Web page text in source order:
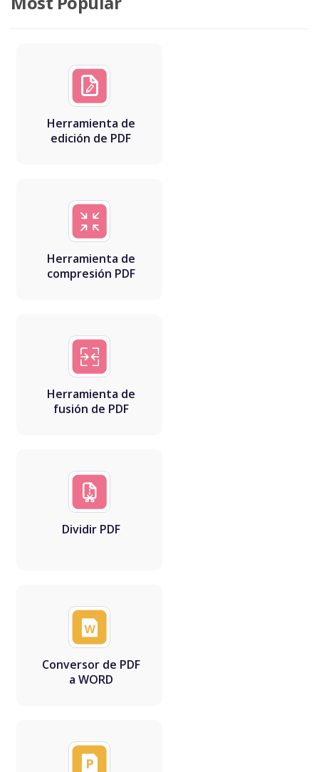
Herramienta de
edición de PDF
Herramienta de
compresión PDF
Herramienta de
fusión de PDF
Dividir PDF
Conversor de PDF
a WORD